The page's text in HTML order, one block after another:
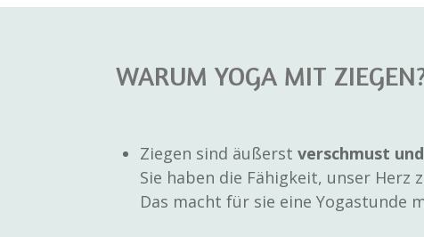
WARUM YOGA MIT
Ziegen sind äußerst verschmust und
Sie haben die Fähigkeit, unser Herz
Das macht für sie eine Yogastunde